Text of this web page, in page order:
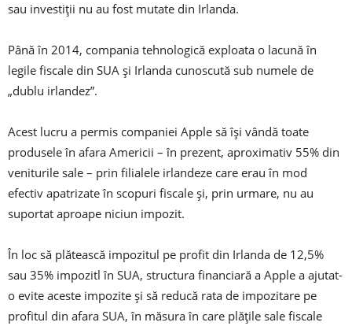
sau investiții nu au fost mutate din Irlanda.
Până în 2014, compania tehnologică exploata o lacună în
legile fiscale din SUA și Irlanda cunoscută sub numele de
„dublu irlandez”.
Acest lucru a permis companiei Apple să își vândă toate
produsele în afara Americii – în prezent, aproximativ 55% din
veniturile sale – prin filialele irlandeze care erau în mod
efectiv apatrizate în scopuri fiscale și, prin urmare, nu au
suportat aproape niciun impozit.
În loc să plătească impozitul pe profit din Irlanda de 12,5%
sau 35% impozitl în SUA, structura financiară a Apple a ajutat-
o evite aceste impozite ​​și să reducă rata de impozitare pe
profitul din afara SUA, în măsura în care plățile sale fiscale